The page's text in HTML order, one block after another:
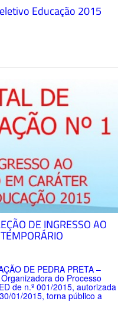
Educação 2015
DE INGRESSO AO
DE PEDRA PRETA –
do Processo
de n.º 001/2015, autorizada
01/2015, torna público a